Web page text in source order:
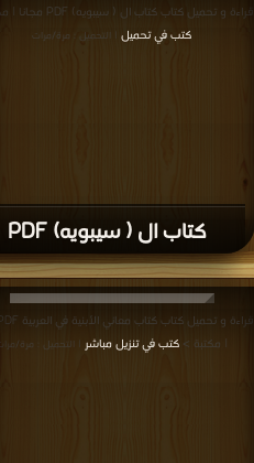
كتاب ال ( سيبويه) PDF
قراءة و تحميل كتاب كتاب ال ( سيبويه) PDF مجانا | مكتبة >
كتب في تحميل | التحميل : مرة/مرات
| مكتبة > كتب في تنزيل مباشر| التحميل : مرة/مرات